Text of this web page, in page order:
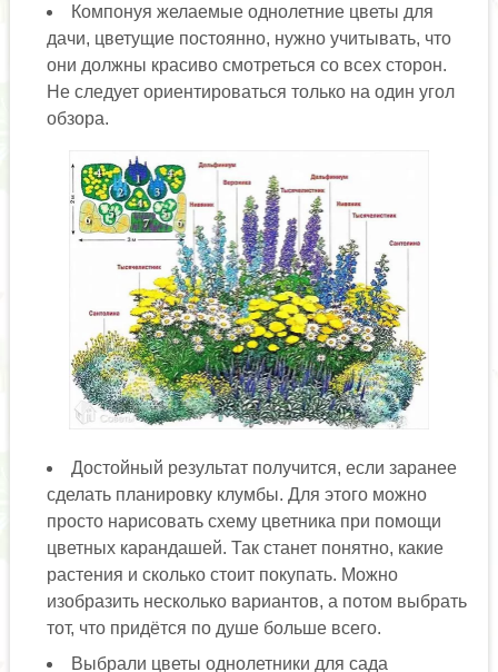
Компонуя желаемые однолетние цветы для
дачи, цветущие постоянно, нужно учитывать, что
они должны красиво смотреться со всех сторон.
Не следует ориентироваться только на один угол
обзора.
Достойный результат получится, если заранее
сделать планировку клумбы. Для этого можно
просто нарисовать схему цветника при помощи
цветных карандашей. Так станет понятно, какие
растения и сколько стоит покупать. Можно
изобразить несколько вариантов, а потом выбрать
тот, что придётся по душе больше всего.
Выбрали цветы однолетники для сада